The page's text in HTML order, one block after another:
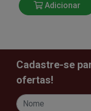
Adicionar
Cadastre-se
ofertas!